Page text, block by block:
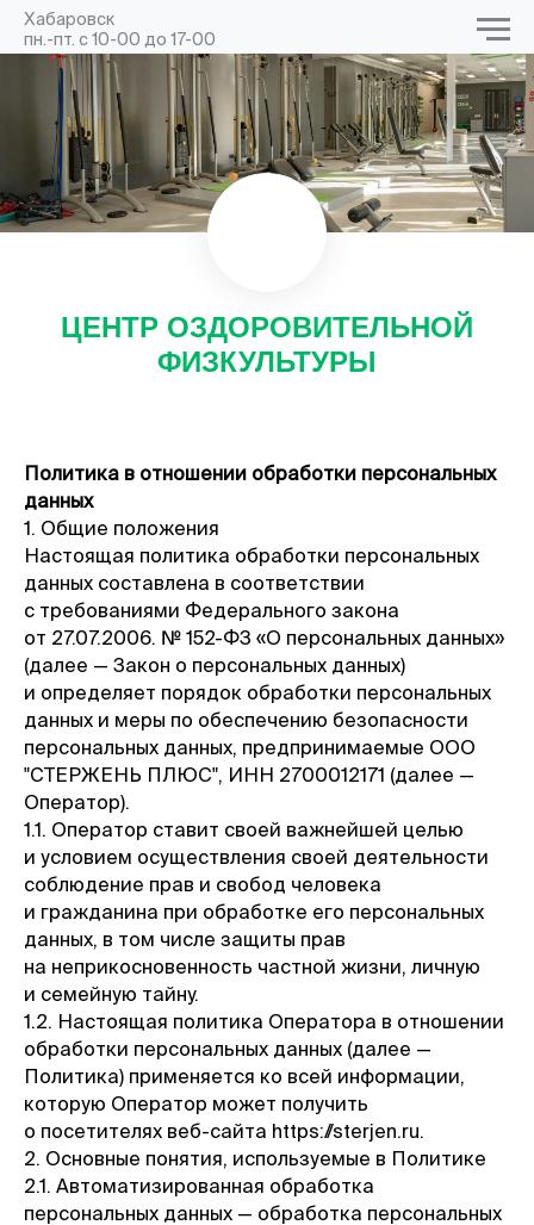
Хабаровск
пн.-пт. с 10-00 до 17-00
ЦЕНТР ОЗДОРОВИТЕЛЬНОЙ
ФИЗКУЛЬТУРЫ
Политика в отношении обработки персональных
данных
1. Общие положения
Настоящая политика обработки персональных
данных составлена в соответствии
с требованиями Федерального закона
от 27.07.2006. № 152-ФЗ «О персональных данных»
(далее — Закон о персональных данных)
и определяет порядок обработки персональных
данных и меры по обеспечению безопасности
персональных данных, предпринимаемые ООО
"СТЕРЖЕНЬ ПЛЮС", ИНН 2700012171 (далее —
Оператор).
1.1. Оператор ставит своей важнейшей целью
и условием осуществления своей деятельности
соблюдение прав и свобод человека
и гражданина при обработке его персональных
данных, в том числе защиты прав
на неприкосновенность частной жизни, личную
и семейную тайну.
1.2. Настоящая политика Оператора в отношении
обработки персональных данных (далее —
Политика) применяется ко всей информации,
которую Оператор может получить
о посетителях веб-сайта https://sterjen.ru.
2. Основные понятия, используемые в Политике
2.1. Автоматизированная обработка
персональных данных — обработка персональных